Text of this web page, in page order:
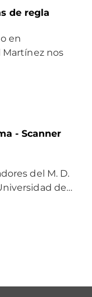
de regla
en
Martínez nos
- Scanner
del M. D.
de…